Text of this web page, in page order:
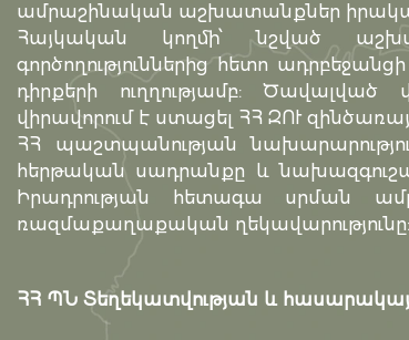
ամրաշինական աշխատանքներ
Հայկական կողմի՝ նշված
գործողություններից հետո
դիրքերի ուղղությամբ: Ծավալված
վիրավորում է ստացել ՀՀ ԶՈՒ
ՀՀ պաշտպանության
հերթական սադրանքը և
Իրադրության հետագա սրման
ռազմաքաղաքական ղեկավարությունը:
ՀՀ ՊՆ Տեղեկատվության և